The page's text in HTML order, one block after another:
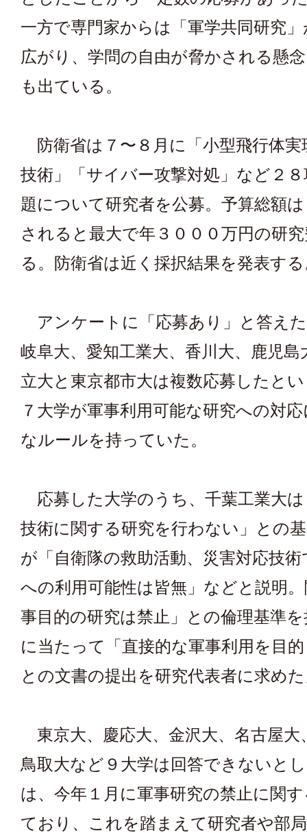
一方で専門家からは「軍学共同研究
広がり、学問の自由が脅かされる懸
も出ている。
防衛省は７〜８月に「小型飛行体実
技術」「サイバー攻撃対処」など２
題について研究者を公募。予算総額
されると最大で年３０００万円の研
る。防衛省は近く採択結果を発表す
アンケートに「応募あり」と答え
岐阜大、愛知工業大、香川大、鹿児
立大と東京都市大は複数応募したと
７大学が軍事利用可能な研究への対
なルールを持っていた。
応募した大学のうち、千葉工業大は
技術に関する研究を行わない」との
が「自衛隊の救助活動、災害対応技
への利用可能性は皆無」などと説明
事目的の研究は禁止」との倫理基準
に当たって「直接的な軍事利用を目
との文書の提出を研究代表者に求め
東京大、慶応大、金沢大、名古屋大
鳥取大など９大学は回答できないと
は、今年１月に軍事研究の禁止に関
ており、これを踏まえて研究者や部